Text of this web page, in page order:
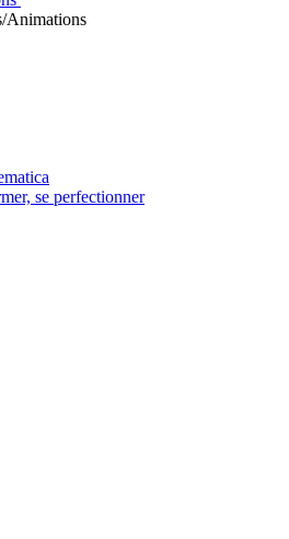
Animations
se perfectionner